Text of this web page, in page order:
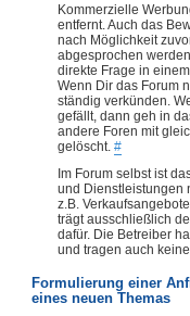
Kommerzielle
entfernt. Auch das
nach Möglichkeit
abgesprochen
direkte Frage in
Wenn Dir das Forum
ständig verkünden.
gefällt, dann geh in
andere Foren mit
gelöscht. #
Im Forum selbst ist
und Dienstleistungen
z.B.
trägt ausschließlich
dafür. Die Betreiber
und tragen auch
Formulierung einer
eines neuen Themas